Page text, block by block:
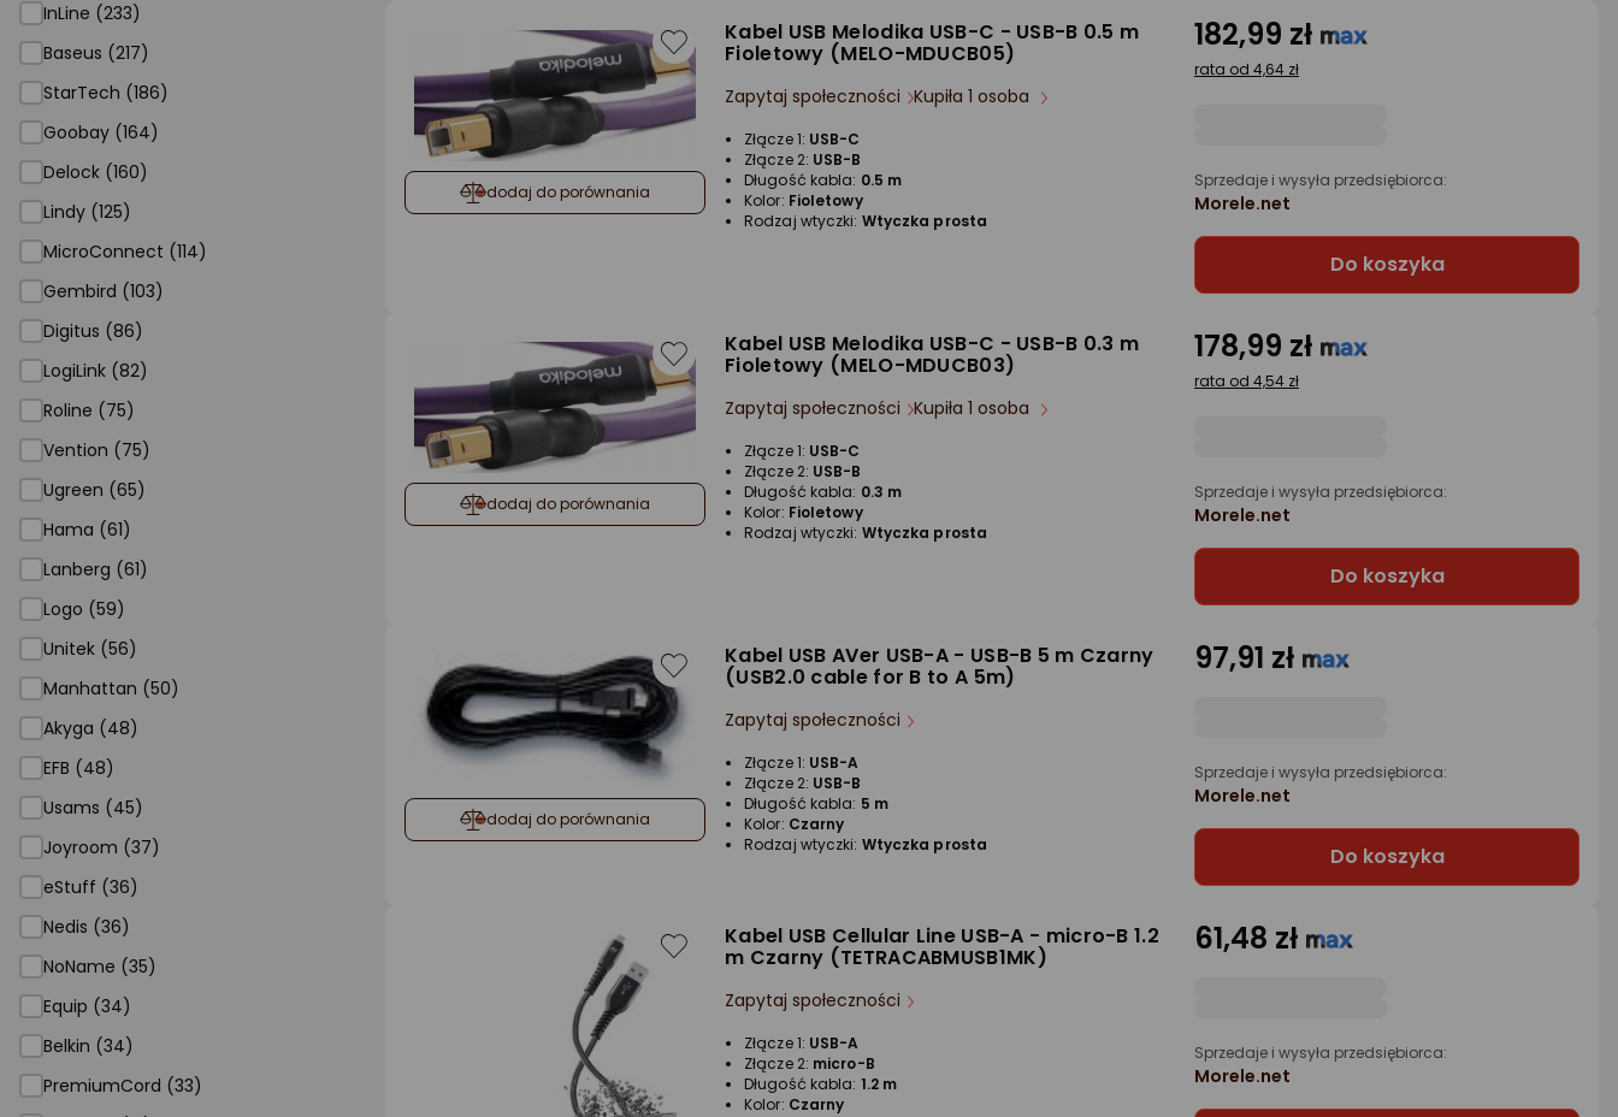
Strefa marek
InLine (233)
Baseus (217)
StarTech (186)
Goobay (164)
Delock (160)
Lindy (125)
MicroConnect (114)
Gembird (103)
Digitus (86)
LogiLink (82)
Roline (75)
Vention (75)
Ugreen (65)
Hama (61)
Lanberg (61)
Logo (59)
Unitek (56)
Manhattan (50)
Akyga (48)
EFB (48)
Usams (45)
Joyroom (37)
eStuff (36)
Nedis (36)
NoName (35)
Equip (34)
Belkin (34)
PremiumCord (33)
dodaj do porównania
Kabel USB Melodika USB-C - USB-B 0.5 m
Fioletowy (MELO-MDUCB05)
Zapytaj społeczności Kupiła 1 osoba
Złącze 1: USB-C
Złącze 2: USB-B
Długość kabla: 0.5 m
Kolor: Fioletowy
Rodzaj wtyczki: Wtyczka prosta
182,99 zł
rata od 4,64 zł
Sprzedaje i wysyła przedsiębiorca:
Morele.net
Do koszyka
dodaj do porównania
Kabel USB Melodika USB-C - USB-B 0.3 m
Fioletowy (MELO-MDUCB03)
Zapytaj społeczności Kupiła 1 osoba
Złącze 1: USB-C
Złącze 2: USB-B
Długość kabla: 0.3 m
Kolor: Fioletowy
Rodzaj wtyczki: Wtyczka prosta
178,99 zł
rata od 4,54 zł
Sprzedaje i wysyła przedsiębiorca:
Morele.net
Do koszyka
dodaj do porównania
Kabel USB AVer USB-A - USB-B 5 m Czarny
(USB2.0 cable for B to A 5m)
Zapytaj społeczności
Złącze 1: USB-A
Złącze 2: USB-B
Długość kabla: 5 m
Kolor: Czarny
Rodzaj wtyczki: Wtyczka prosta
97,91 zł
Sprzedaje i wysyła przedsiębiorca:
Morele.net
Do koszyka
Kabel USB Cellular Line USB-A - micro-B 1.2
m Czarny (TETRACABMUSB1MK)
Zapytaj społeczności
Złącze 1: USB-A
Złącze 2: micro-B
Długość kabla: 1.2 m
Kolor: Czarny
61,48 zł
Sprzedaje i wysyła przedsiębiorca:
Morele.net